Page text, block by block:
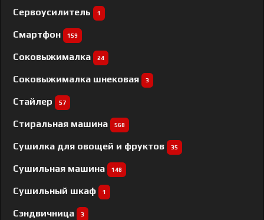
Сервоусилитель 1
Смартфон 159
Соковыжималка 24
Соковыжималка шнековая 3
Стайлер 57
Стиральная машина 568
Сушилка для овощей и фруктов 35
Сушильная машина 148
Сушильный шкаф 1
Сэндвичница 3